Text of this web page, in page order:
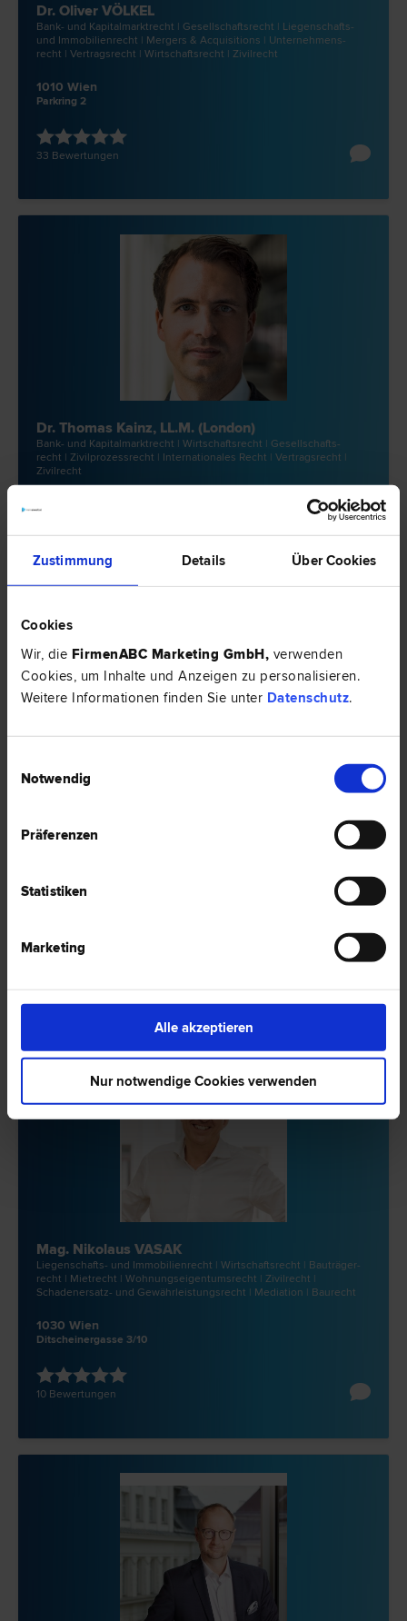
Zustimmung Details Über Cookies
Cookies
Wir, die FirmenABC Marketing GmbH, verwenden
Cookies, um Inhalte und Anzeigen zu personalisieren.
Weitere Informationen finden Sie unter Datenschutz.
Notwendig
Präferenzen
Statistiken
Marketing
Alle akzeptieren
Nur notwendige Cookies verwenden
Dr. Oliver VÖLKEL
Bank- und Kapitalmarkt­recht | Gesellschafts­recht | Liegenschafts-
und Immobilien­recht | Mergers & Acquisitions | Unternehmens­
recht | Vertrags­recht | Wirtschafts­recht | Zivil­recht
1010 Wien
Parkring 2
33 Bewertungen
Dr. Thomas Kainz, LL.M. (London)
Bank- und Kapitalmarkt­recht | Wirtschafts­recht | Gesellschafts­
recht | Zivilprozess­recht | Internationales Recht | Vertrags­recht |
Zivil­recht
Dr. Michael KOMUCZKY
Schiedsgerichtsbarkeit | Erb­recht | Zivil­recht | Gesellschafts­recht
Mag. Nikolaus VASAK
Liegenschafts- und Immobilien­recht | Wirtschafts­recht | Bauträger­
recht | Miet­recht | Wohnungseigentums­recht | Zivil­recht |
Schadenersatz- und Gewährleistungs­recht | Mediation | Bau­recht
1030 Wien
Ditscheinergasse 3/10
10 Bewertungen